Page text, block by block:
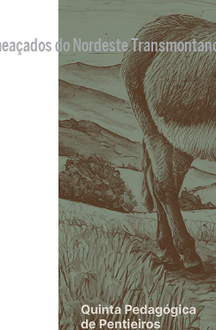
do Nordeste